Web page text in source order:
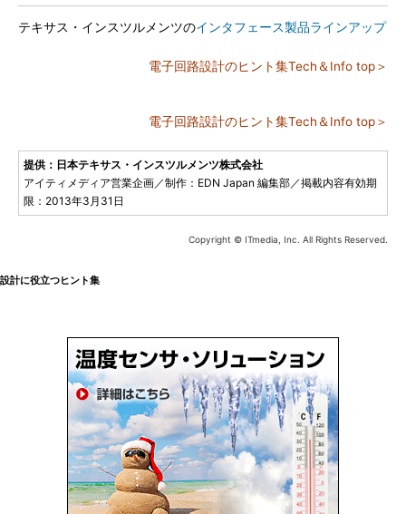
テキサス・インスツルメンツのインタフェース製品ラインアップ
電子回路設計のヒント集Tech＆Info top＞
電子回路設計のヒント集Tech＆Info top＞
提供：日本テキサス・インスツルメンツ株式会社
アイティメディア営業企画／制作：EDN Japan 編集部／掲載内容有効期
限：2013年3月31日
Copyright © ITmedia, Inc. All Rights Reserved.
設計に役立つヒント集